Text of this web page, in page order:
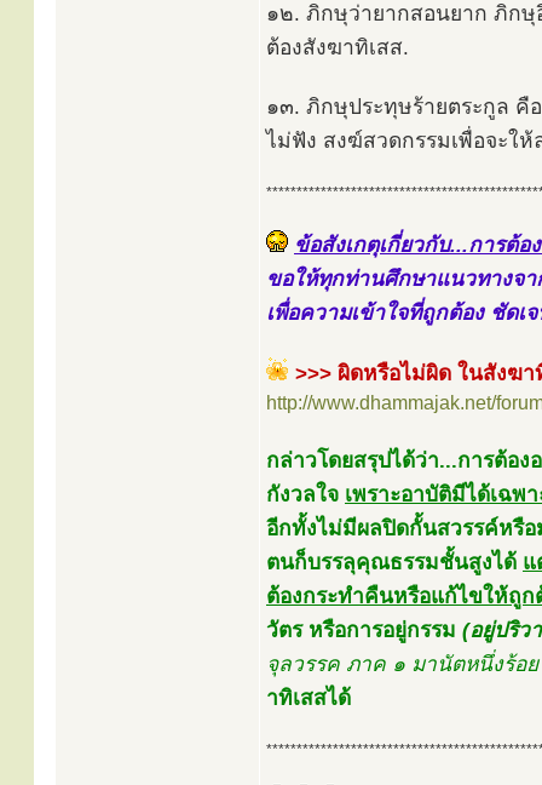
๑๒. ภิกษุว่ายากสอนยาก ภิกษุ
ต้องสังฆาทิเสส.
๑๓. ภิกษุประทุษร้ายตระกูล คื
ไม่ฟัง สงฆ์สวดกรรมเพื่อจะใ
ข้อสังเกตุเกี่ยวกับ...การต้อ
ขอให้ทุกท่านศึกษาแนวทางจ
เพื่อความเข้าใจที่ถูกต้อง ชัดเ
>>> ผิดหรือไม่ผิด ในสังฆา
http://www.dhammajak.net/
กล่าวโดยสรุปได้ว่า...การต้อ
กังวลใจ เพราะอาบัติมีได้เฉ
อีกทั้งไม่มีผลปิดกั้นสวรรค์หรื
ตนก็บรรลุคุณธรรมชั้นสูงได้ แ
ต้องกระทำคืนหรือแก้ไขให้ถู
วัตร หรือการอยู่กรรม (อยู่ปริว
จุลวรรค ภาค ๑ มานัตหนึ่งร้
าทิเสสได้